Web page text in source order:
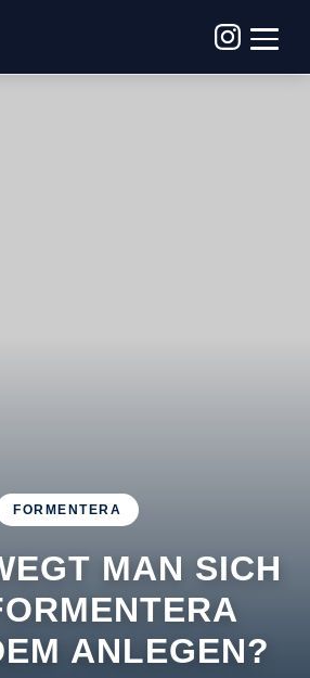
FORMENTERA
MAN SICH
ANLEGEN?